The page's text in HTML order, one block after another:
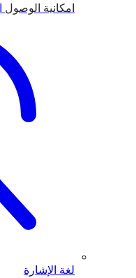
امكانية الوصول
لغة الإشارة